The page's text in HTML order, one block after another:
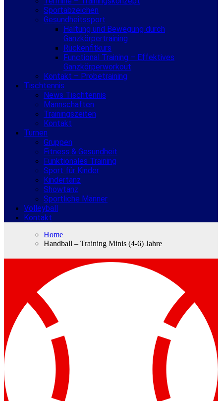
Sportabzeichen
Gesundheitssport
Haltung und Bewegung durch
Ganzkörpertraining
Rückenfitkurs
Functional Training – Effektives
Ganzkörperworkout
Kontakt – Probetraining
Tischtennis
News Tischtennis
Mannschaften
Trainingszeiten
Kontakt
Turnen
Gruppen
Fitness & Gesundheit
Funktionales Training
Sport für Kinder
Kindertanz
Showtanz
Sportliche Männer
Volleyball
Kontakt
Home
Handball – Training Minis (4-6) Jahre